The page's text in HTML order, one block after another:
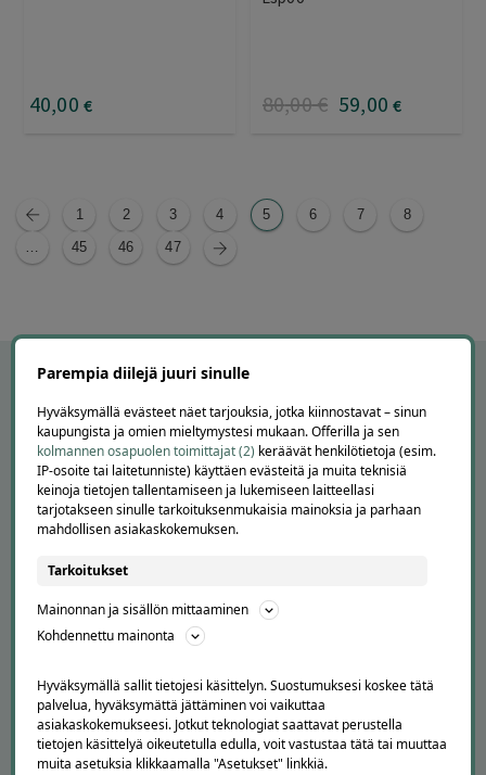
40,00 € 80,00€ 59,00 €
1 2 3 4 5 6 7 8
… 45 46 47
APUA JA NEUVOJA
Peruuta tilaus
Asiakaspalvelu
Usein kysytyt kysymykset
Suosittele Offerillaa
TUTUSTU MEIHIN
Parempia diilejä juuri sinulle
Hyväksymällä evästeet näet tarjouksia, jotka kiinnostavat – sinun
kaupungista ja omien mieltymystesi mukaan. Offerilla ja sen
kolmannen osapuolen toimittajat (2) keräävät henkilötietoja (esim.
IP-osoite tai laitetunniste) käyttäen evästeitä ja muita teknisiä
keinoja tietojen tallentamiseen ja lukemiseen laitteellasi
tarjotakseen sinulle tarkoituksenmukaisia mainoksia ja parhaan
mahdollisen asiakaskokemuksen.
Tarkoitukset
Mainonnan ja sisällön mittaaminen
Kohdennettu mainonta
Hyväksymällä sallit tietojesi käsittelyn. Suostumuksesi koskee tätä
palvelua, hyväksymättä jättäminen voi vaikuttaa
asiakaskokemukseesi. Jotkut teknologiat saattavat perustella
tietojen käsittelyä oikeutetulla edulla, voit vastustaa tätä tai muuttaa
muita asetuksia klikkaamalla "Asetukset" linkkiä.